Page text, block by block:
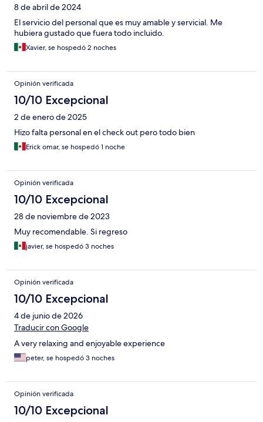
8 de abril de 2024
El servicio del personal que es muy amable y servicial. Me
hubiera gustado que fuera todo incluido.
Xavier, se hospedó 2 noches
Opinión verificada
10/10 Excepcional
2 de enero de 2025
Hizo falta personal en el check out pero todo bien
Erick omar, se hospedó 1 noche
Opinión verificada
10/10 Excepcional
28 de noviembre de 2023
Muy recomendable. Si regreso
javier, se hospedó 3 noches
Opinión verificada
10/10 Excepcional
4 de junio de 2026
Traducir con Google
A very relaxing and enjoyable experience
peter, se hospedó 3 noches
Opinión verificada
10/10 Excepcional